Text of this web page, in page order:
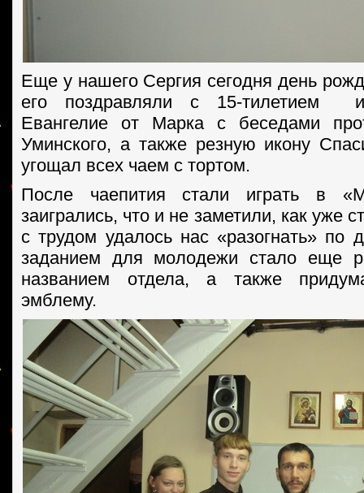
Еще у нашего Сергия сегодня день
его поздравляли с 15-тилетием
Евангелие от Марка с беседами
Уминского, а также резную икону
угощал всех чаем с тортом.
После чаепития стали играть в
заигрались, что и не заметили, как уже
с трудом удалось нас «разогнать»
заданием для молодежи стало еще
названием отдела, а также
эмблему.